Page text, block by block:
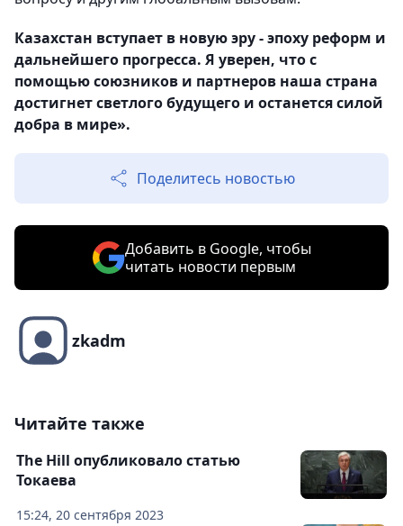
Казахстан вступает в новую эру - эпоху реформ и
дальнейшего прогресса. Я уверен, что с
помощью союзников и партнеров наша страна
достигнет светлого будущего и останется силой
добра в мире».
Поделитесь новостью
Добавить в Google, чтобы
читать новости первым
zkadm
Читайте также
15:24, 20 сентября 2023
The Hill опубликовало статью
Токаева